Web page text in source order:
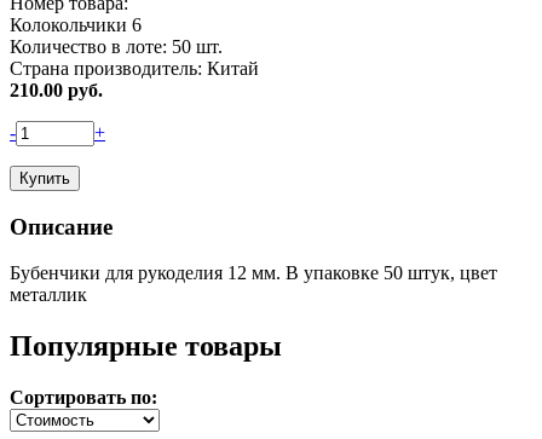
Колокольчики 6
Количество в лоте: 50 шт.
Страна производитель: Китай
210.00 руб.
- +
Описание
Бубенчики для рукоделия 12 мм. В упаковке 50 штук, цвет
металлик
Популярные товары
Сортировать по: